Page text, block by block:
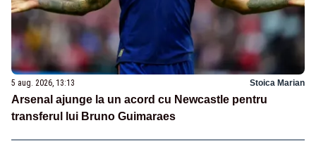
5 aug. 2026, 13:13 Stoica Marian
Arsenal ajunge la un acord cu Newcastle pentru
transferul lui Bruno Guimaraes